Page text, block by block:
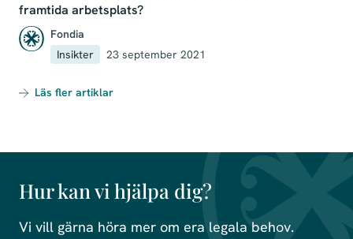
framtida arbetsplats?
Fondia
Insikter
23 september 2021
Läs fler artiklar
Hur kan vi hjälpa dig?
Vi vill gärna höra mer om era legala behov.